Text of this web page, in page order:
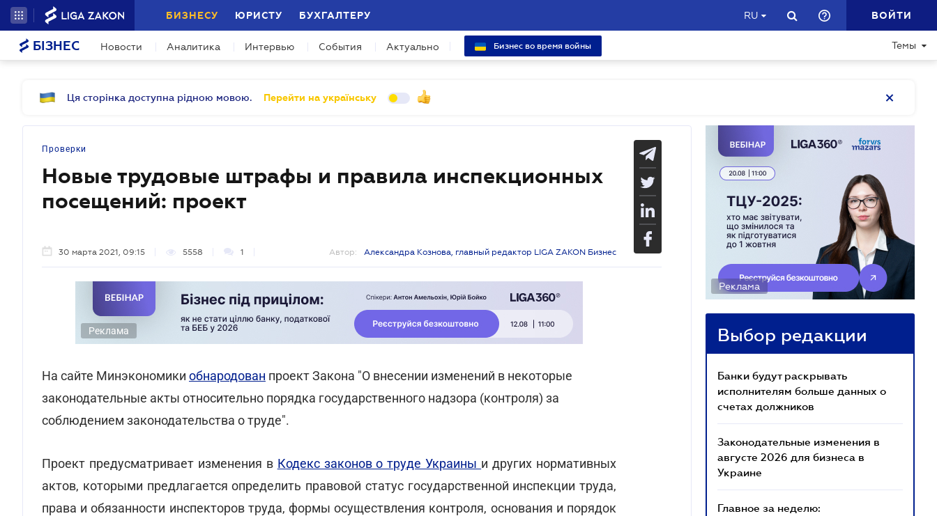
БИЗНЕСУ ЮРИСТУ БУХГАЛТЕРУ RU ВОЙТИ
БІЗНЕС Новости Аналитика Интервью События Актуально Бизнес во время войны Темы
Ця сторінка доступна рідною мовою. Перейти на українську
Проверки
Новые трудовые штрафы и правила инспекционных
посещений: проект
30 марта 2021, 09:15 5558 1 Автор: Александра Кознова, главный редактор LIGA ZAKON Бизнес
Реклама
На сайте Минэкономики обнародован проект Закона "О внесении изменений в некоторые
законодательные акты относительно порядка государственного надзора (контроля) за
соблюдением законодательства о труде".
Проект предусматривает изменения в Кодекс законов о труде Украины и других нормативных
актов, которыми предлагается определить правовой статус государственной инспекции труда,
права и обязанности инспекторов труда, формы осуществления контроля, основания и порядок
Реклама
Выбор редакции
Банки будут раскрывать
исполнителям больше данных о
счетах должников
Законодательные изменения в
августе 2026 для бизнеса в
Украине
Главное за неделю: